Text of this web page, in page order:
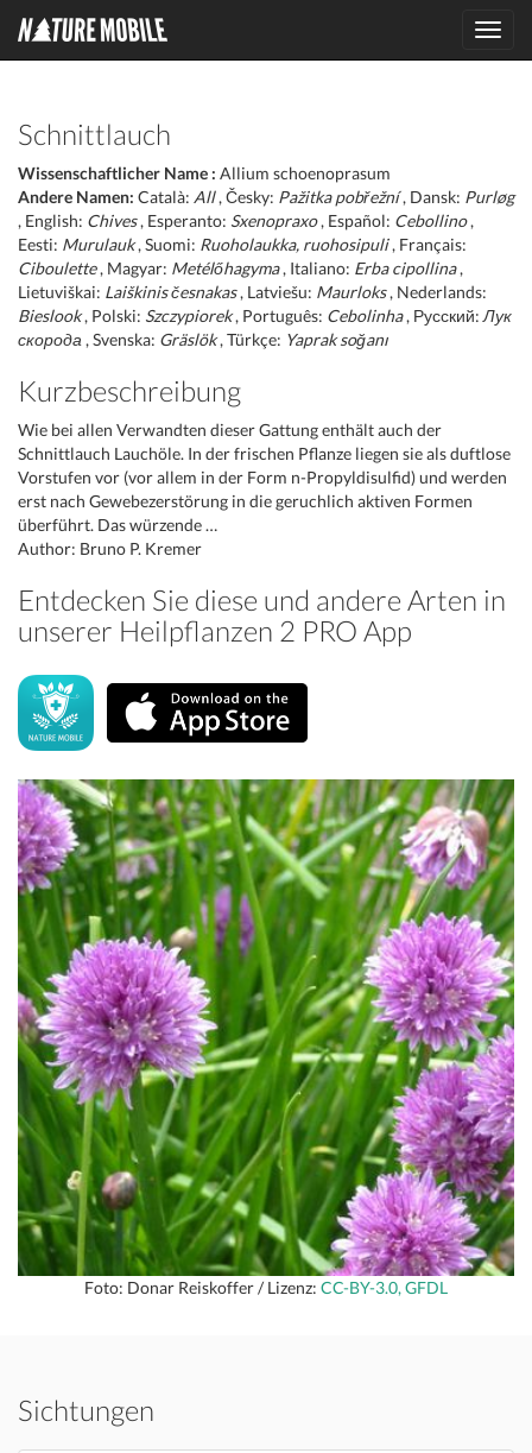
Schnittlauch
Wissenschaftlicher Name : Allium schoenoprasum
Andere Namen: Català: All, Česky: Pažitka pobřežní, Dansk: Purløg
, English: Chives, Esperanto: Sxenopraxo, Español: Cebollino,
Eesti: Murulauk, Suomi: Ruoholaukka, ruohosipuli, Français:
Ciboulette, Magyar: Metélőhagyma, Italiano: Erba cipollina,
Lietuviškai: Laiškinis česnakas, Latviešu: Maurloks, Nederlands:
Bieslook, Polski: Szczypiorek, Português: Cebolinha, Русский: Лук
скорода , Svenska: Gräslök, Türkçe: Yaprak soğanı
Kurzbeschreibung
Wie bei allen Verwandten dieser Gattung enthält auch der
Schnittlauch Lauchöle. In der frischen Pflanze liegen sie als duftlose
Vorstufen vor (vor allem in der Form n-Propyldisulfid) und werden
erst nach Gewebezerstörung in die geruchlich aktiven Formen
überführt. Das würzende …
Author: Bruno P. Kremer
Entdecken Sie diese und andere Arten in
unserer Heilpflanzen 2 PRO App
Foto: Donar Reiskoffer / Lizenz: CC-BY-3.0, GFDL
Sichtungen